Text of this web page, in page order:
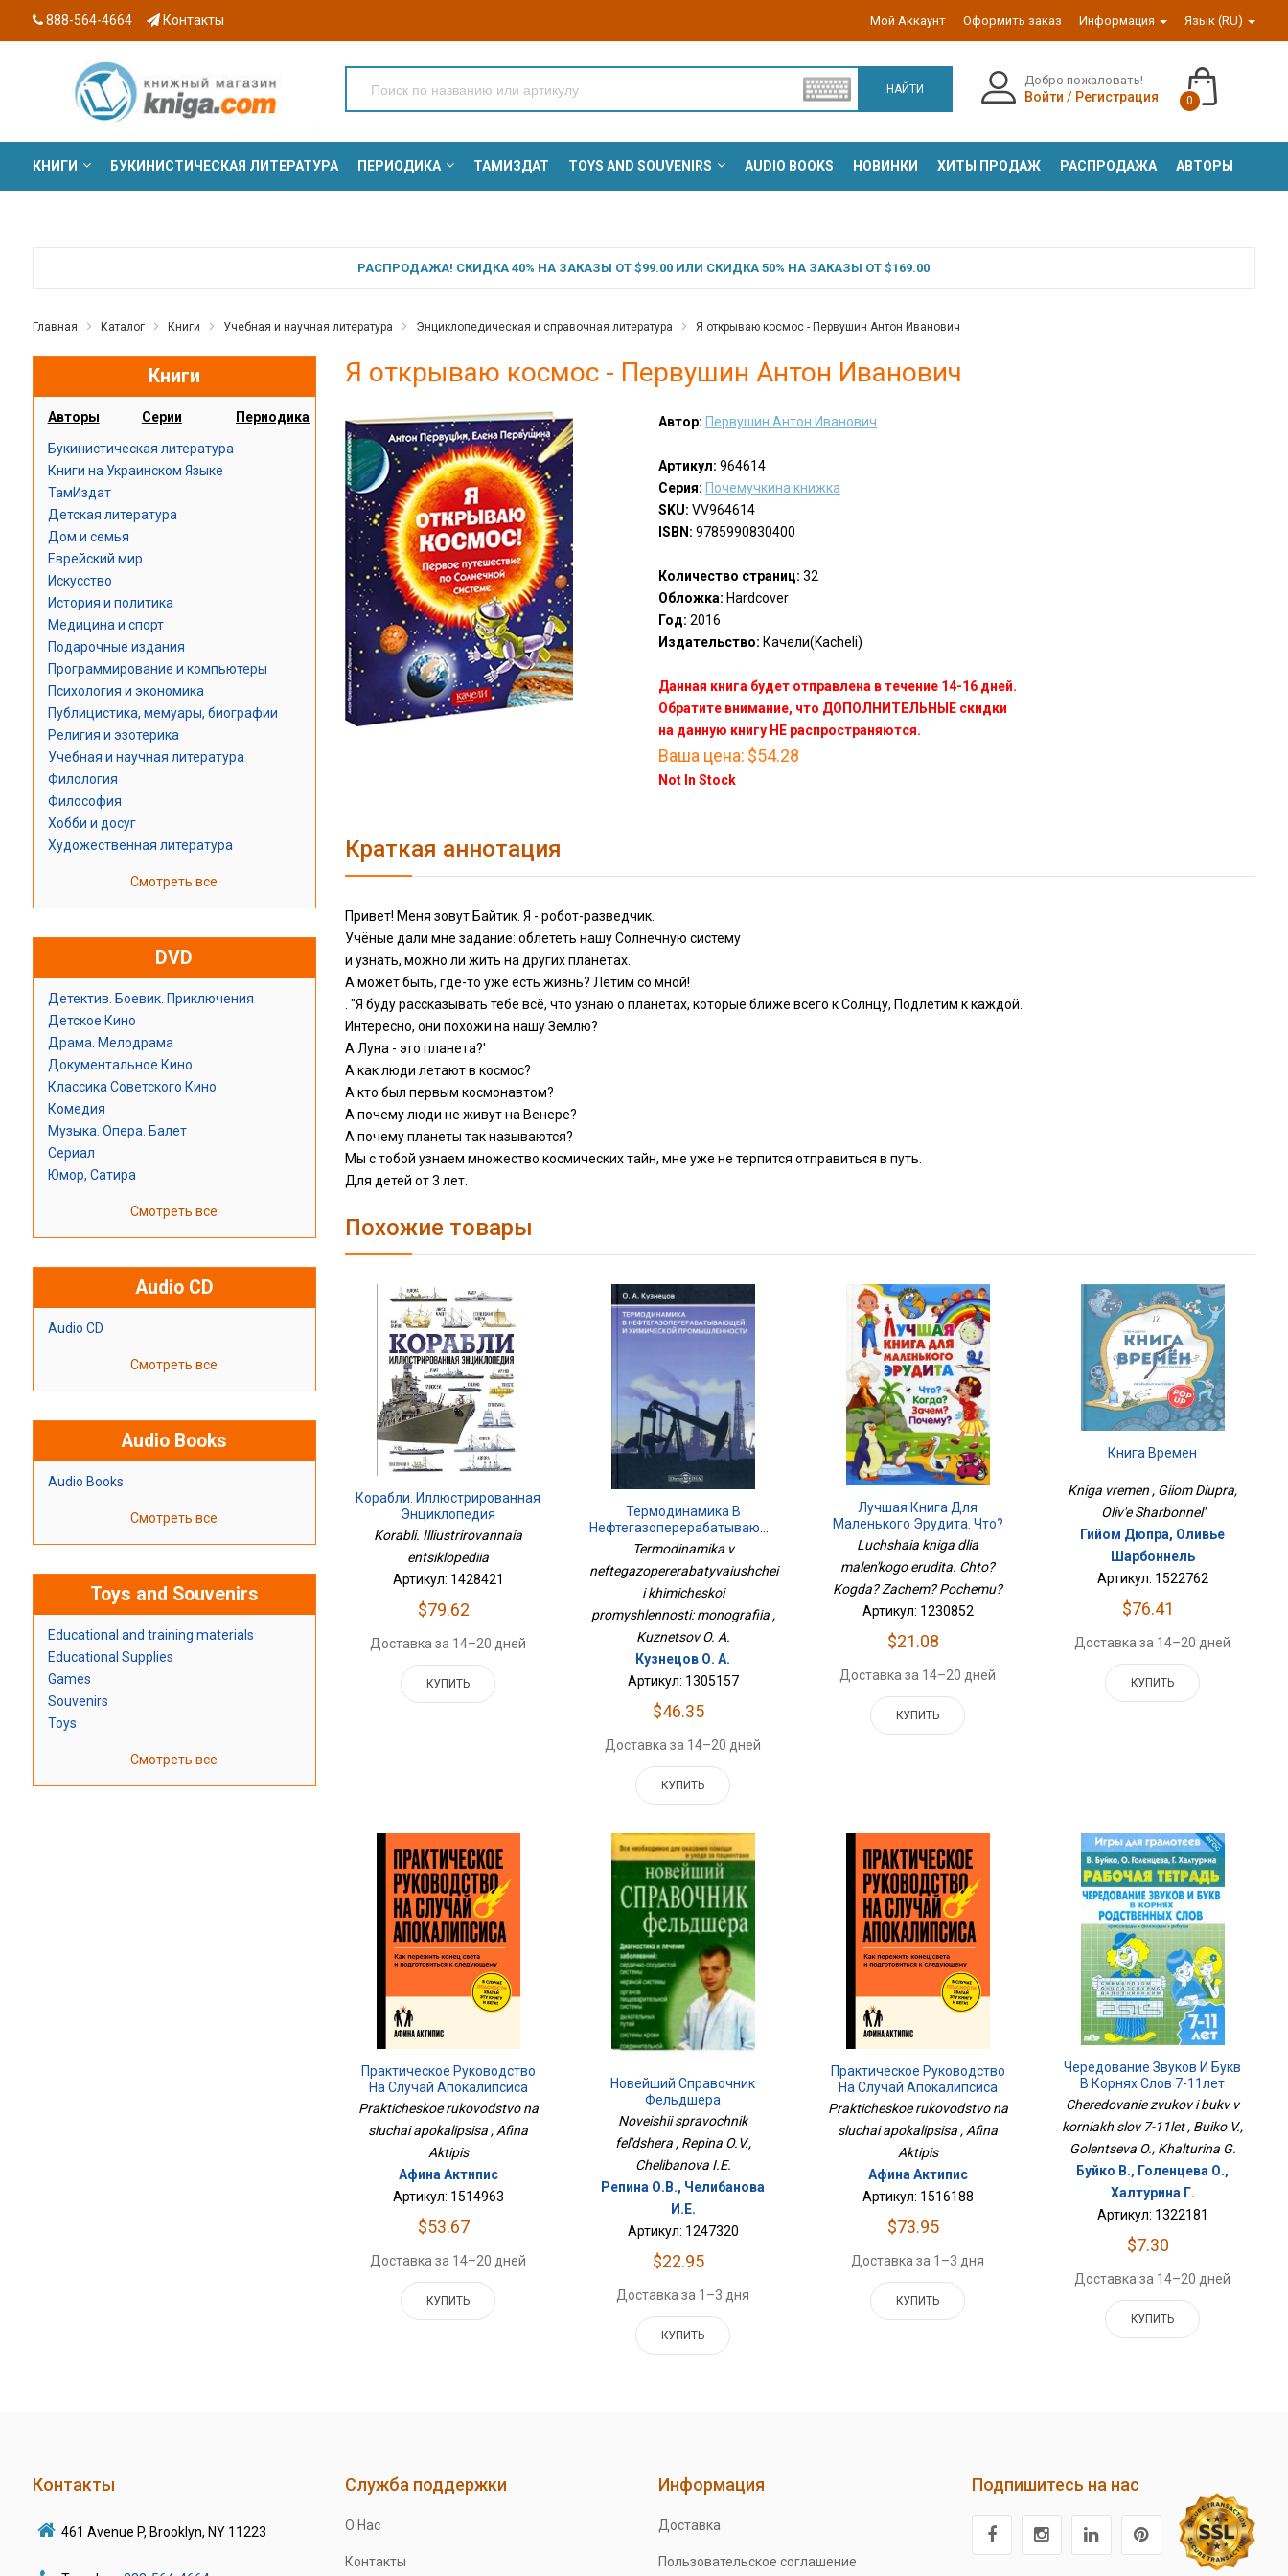
888-564-4664 Контакты Мой Аккаунт Оформить заказ Информация Язык (RU)
НАЙТИ
Добро пожаловать!
Войти / Регистрация 0
КНИГИ БУКИНИСТИЧЕСКАЯ ЛИТЕРАТУРА ПЕРИОДИКА ТАМИЗДАТ TOYS AND SOUVENIRS AUDIO BOOKS НОВИНКИ ХИТЫ ПРОДАЖ РАСПРОДАЖА АВТОРЫ
РАСПРОДАЖА! СКИДКА 40% НА ЗАКАЗЫ ОТ $99.00 ИЛИ СКИДКА 50% НА ЗАКАЗЫ ОТ $169.00
Главная Каталог Книги Учебная и научная литература Энциклопедическая и справочная литература Я открываю космос - Первушин Антон Иванович
Книги
Авторы Серии Периодика
Букинистическая литература
Книги на Украинском Языке
ТамИздат
Детская литература
Дом и семья
Еврейский мир
Искусство
История и политика
Медицина и спорт
Подарочные издания
Программирование и компьютеры
Психология и экономика
Публицистика, мемуары, биографии
Религия и эзотерика
Учебная и научная литература
Филология
Философия
Хобби и досуг
Художественная литература
Смотреть все
DVD
Детектив. Боевик. Приключения
Детское Кино
Драма. Мелодрама
Документальное Кино
Классика Советского Кино
Комедия
Музыка. Опера. Балет
Сериал
Юмор, Сатира
Смотреть все
Audio CD
Audio CD
Смотреть все
Audio Books
Audio Books
Смотреть все
Toys and Souvenirs
Educational and training materials
Educational Supplies
Games
Souvenirs
Toys
Смотреть все
Я открываю космос - Первушин Антон Иванович
Автор: Первушин Антон Иванович
Артикул: 964614
Серия: Почемучкина книжка
SKU: VV964614
ISBN: 9785990830400
Количество страниц: 32
Обложка: Hardcover
Год: 2016
Издательство: Качели(Kacheli)
Данная книга будет отправлена в течение 14-16 дней.
Обратите внимание, что ДОПОЛНИТЕЛЬНЫЕ скидки
на данную книгу НЕ распространяются.
Ваша цена: $54.28
Not In Stock
Краткая аннотация
Привет! Меня зовут Байтик. Я - робот-разведчик.
Учёные дали мне задание: облететь нашу Солнечную систему
и узнать, можно ли жить на других планетах.
А может быть, где-то уже есть жизнь? Летим со мной!
. "Я буду рассказывать тебе всё, что узнаю о планетах, которые ближе всего к Солнцу, Подлетим к каждой.
Интересно, они похожи на нашу Землю?
А Луна - это планета?'
А как люди летают в космос?
А кто был первым космонавтом?
А почему люди не живут на Венере?
А почему планеты так называются?
Мы с тобой узнаем множество космических тайн, мне уже не терпится отправиться в путь.
Для детей от 3 лет.
Похожие товары
Корабли. Иллюстрированная
Энциклопедия
Korabli. Illiustrirovannaia
entsiklopediia
Артикул: 1428421
$79.62
Доставка за 14–20 дней
КУПИТЬ
Термодинамика В
Нефтегазоперерабатывающей
И Химической
Монография
Termodinamika v
neftegazopererabatyvaiushchei
i khimicheskoi
promyshlennosti: monografiia ,
Kuznetsov O. A.
Кузнецов О. А.
Артикул: 1305157
$46.35
Доставка за 14–20 дней
КУПИТЬ
Лучшая Книга Для
Маленького Эрудита. Что?
Когда? Зачем? Почему?
Luchshaia kniga dlia
malen'kogo erudita. Chto?
Kogda? Zachem? Pochemu?
Артикул: 1230852
$21.08
Доставка за 14–20 дней
КУПИТЬ
Книга Времен
Kniga vremen , Giiom Diupra,
Oliv'e Sharbonnel'
Гийом Дюпра, Оливье
Шарбоннель
Артикул: 1522762
$76.41
Доставка за 14–20 дней
КУПИТЬ
Практическое Руководство
На Случай Апокалипсиса
Prakticheskoe rukovodstvo na
sluchai apokalipsisa , Afina
Aktipis
Афина Актипис
Артикул: 1514963
$53.67
Доставка за 14–20 дней
КУПИТЬ
Новейший Справочник
Фельдшера
Noveishii spravochnik
fel'dshera , Repina O.V.,
Chelibanova I.E.
Репина О.В., Челибанова
И.Е.
Артикул: 1247320
$22.95
Доставка за 1–3 дня
КУПИТЬ
Практическое Руководство
На Случай Апокалипсиса
Prakticheskoe rukovodstvo na
sluchai apokalipsisa , Afina
Aktipis
Афина Актипис
Артикул: 1516188
$73.95
Доставка за 1–3 дня
КУПИТЬ
Чередование Звуков И Букв
В Корнях Слов 7-11лет
Cheredovanie zvukov i bukv v
korniakh slov 7-11let , Buiko V.,
Golentseva O., Khalturina G.
Буйко В., Голенцева О.,
Халтурина Г.
Артикул: 1322181
$7.30
Доставка за 14–20 дней
КУПИТЬ
Контакты
461 Avenue P, Brooklyn, NY 11223
Служба поддержки
О Нас
Контакты
Информация
Доставка
Пользовательское соглашение
Подпишитесь на нас